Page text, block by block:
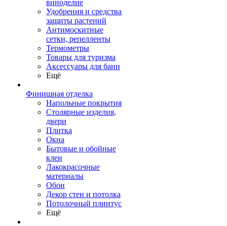
виноделие
Удобрения и средства
защиты растений
Антимоскитные
сетки, репелленты
Термометры
Товары для туризма
Аксессуары для бани
Ещё
Финишная отделка
Напольные покрытия
Столярные изделия,
двери
Плитка
Окна
Бытовые и обойные
клеи
Лакокрасочные
материалы
Обои
Декор стен и потолка
Потолочный плинтус
Ещё